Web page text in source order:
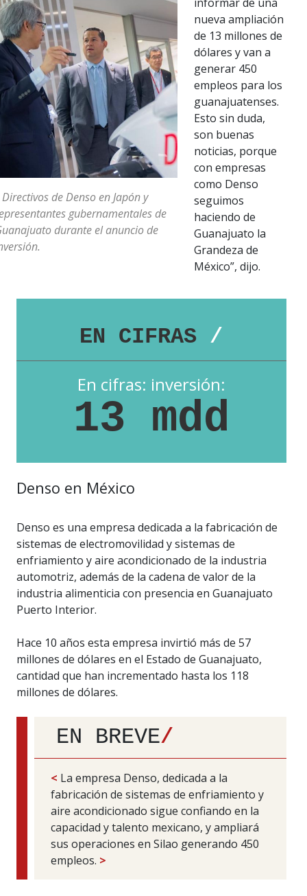
Directivos de Denso en Japón y
gubernamentales de
durante el anuncio de
nueva ampliación
de 13 millones de
dólares y van a
generar 450
empleos para los
guanajuatenses.
Esto sin duda,
son buenas
noticias, porque
con empresas
como Denso
seguimos
haciendo de
Guanajuato la
Grandeza de
México”, dijo.
EN CIFRAS /
En cifras: inversión:
13 mdd
Denso en México
Denso es una empresa dedicada a la fabricación de
sistemas de electromovilidad y sistemas de
enfriamiento y aire acondicionado de la industria
automotriz, además de la cadena de valor de la
industria alimenticia con presencia en Guanajuato
Puerto Interior.
Hace 10 años esta empresa invirtió más de 57
millones de dólares en el Estado de Guanajuato,
cantidad que han incrementado hasta los 118
millones de dólares.
EN BREVE/
< La empresa Denso, dedicada a la
fabricación de sistemas de enfriamiento y
aire acondicionado sigue confiando en la
capacidad y talento mexicano, y ampliará
sus operaciones en Silao generando 450
empleos. >